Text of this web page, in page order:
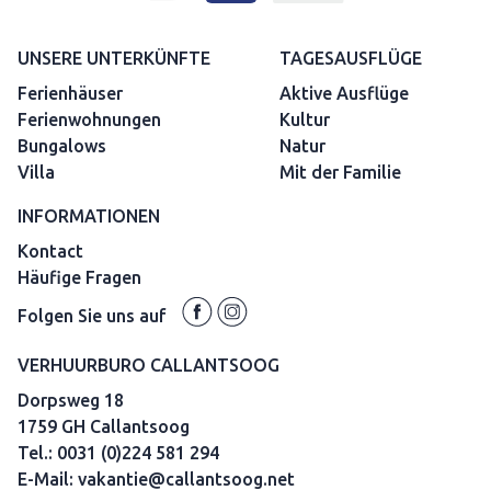
UNSERE UNTERKÜNFTE
Ferienhäuser
Ferienwohnungen
Bungalows
Villa
TAGESAUSFLÜGE
Aktive Ausflüge
Kultur
Natur
Mit der Familie
INFORMATIONEN
Kontact
Häufige Fragen
Folgen Sie uns auf
VERHUURBURO CALLANTSOOG
Dorpsweg 18
1759 GH Callantsoog
Tel.: 0031 (0)224 581 294
E-Mail: vakantie@callantsoog.net